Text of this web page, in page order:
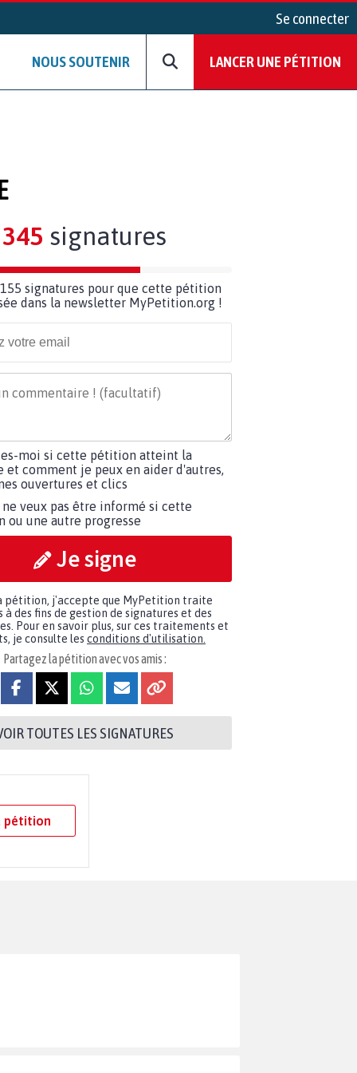
Se connecter
NOUS SOUTENIR LANCER UNE PÉTITION
345 signatures
signatures pour que cette pétition
dans la newsletter MyPetition.org !
moi si cette pétition atteint la
et comment je peux en aider d'autres,
ouvertures et clics
ne veux pas être informé si cette
ou une autre progresse
Je signe
pétition, j'accepte que MyPetition traite
à des fins de gestion de signatures et des
Pour en savoir plus, sur ces traitements et
je consulte les conditions d'utilisation.
Partagez la pétition avec vos amis :
TOUTES LES SIGNATURES
pétition